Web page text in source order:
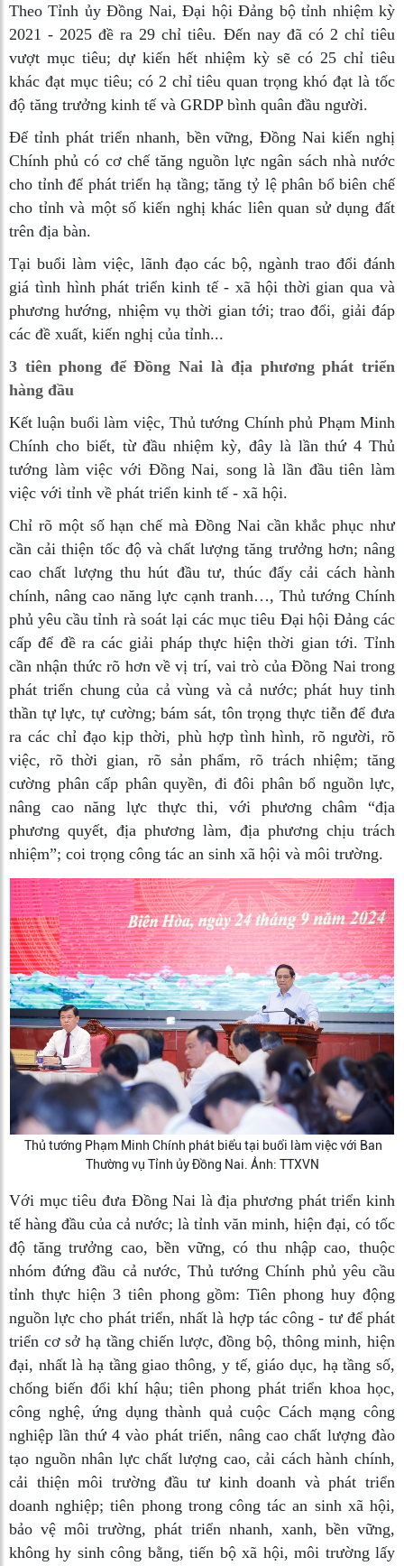
Theo Tỉnh ủy Đồng Nai, Đại hội Đảng bộ tỉnh nhiệm kỳ
2021 - 2025 đề ra 29 chỉ tiêu. Đến nay đã có 2 chỉ tiêu
vượt mục tiêu; dự kiến hết nhiệm kỳ sẽ có 25 chỉ tiêu
khác đạt mục tiêu; có 2 chỉ tiêu quan trọng khó đạt là tốc
độ tăng trưởng kinh tế và GRDP bình quân đầu người.
Để tỉnh phát triển nhanh, bền vững, Đồng Nai kiến nghị
Chính phủ có cơ chế tăng nguồn lực ngân sách nhà nước
cho tỉnh để phát triển hạ tầng; tăng tỷ lệ phân bổ biên chế
cho tỉnh và một số kiến nghị khác liên quan sử dụng đất
trên địa bàn.
Tại buổi làm việc, lãnh đạo các bộ, ngành trao đổi đánh
giá tình hình phát triển kinh tế - xã hội thời gian qua và
phương hướng, nhiệm vụ thời gian tới; trao đổi, giải đáp
các đề xuất, kiến nghị của tỉnh...
3 tiên phong để Đồng Nai là địa phương phát triển
hàng đầu
Kết luận buổi làm việc, Thủ tướng Chính phủ Phạm Minh
Chính cho biết, từ đầu nhiệm kỳ, đây là lần thứ 4 Thủ
tướng làm việc với Đồng Nai, song là lần đầu tiên làm
việc với tỉnh về phát triển kinh tế - xã hội.
Chỉ rõ một số hạn chế mà Đồng Nai cần khắc phục như
cần cải thiện tốc độ và chất lượng tăng trưởng hơn; nâng
cao chất lượng thu hút đầu tư, thúc đẩy cải cách hành
chính, nâng cao năng lực cạnh tranh…, Thủ tướng Chính
phủ yêu cầu tỉnh rà soát lại các mục tiêu Đại hội Đảng các
cấp để đề ra các giải pháp thực hiện thời gian tới. Tỉnh
cần nhận thức rõ hơn về vị trí, vai trò của Đồng Nai trong
phát triển chung của cả vùng và cả nước; phát huy tinh
thần tự lực, tự cường; bám sát, tôn trọng thực tiễn để đưa
ra các chỉ đạo kịp thời, phù hợp tình hình, rõ người, rõ
việc, rõ thời gian, rõ sản phẩm, rõ trách nhiệm; tăng
cường phân cấp phân quyền, đi đôi phân bổ nguồn lực,
nâng cao năng lực thực thi, với phương châm “địa
phương quyết, địa phương làm, địa phương chịu trách
nhiệm”; coi trọng công tác an sinh xã hội và môi trường.
Thủ tướng Phạm Minh Chính phát biểu tại buổi làm việc với Ban
Thường vụ Tỉnh ủy Đồng Nai. Ảnh: TTXVN
Với mục tiêu đưa Đồng Nai là địa phương phát triển kinh
tế hàng đầu của cả nước; là tỉnh văn minh, hiện đại, có tốc
độ tăng trưởng cao, bền vững, có thu nhập cao, thuộc
nhóm đứng đầu cả nước, Thủ tướng Chính phủ yêu cầu
tỉnh thực hiện 3 tiên phong gồm: Tiên phong huy động
nguồn lực cho phát triển, nhất là hợp tác công - tư để phát
triển cơ sở hạ tầng chiến lược, đồng bộ, thông minh, hiện
đại, nhất là hạ tầng giao thông, y tế, giáo dục, hạ tầng số,
chống biến đổi khí hậu; tiên phong phát triển khoa học,
công nghệ, ứng dụng thành quả cuộc Cách mạng công
nghiệp lần thứ 4 vào phát triển, nâng cao chất lượng đào
tạo nguồn nhân lực chất lượng cao, cải cách hành chính,
cải thiện môi trường đầu tư kinh doanh và phát triển
doanh nghiệp; tiên phong trong công tác an sinh xã hội,
bảo vệ môi trường, phát triển nhanh, xanh, bền vững,
không hy sinh công bằng, tiến bộ xã hội, môi trường lấy